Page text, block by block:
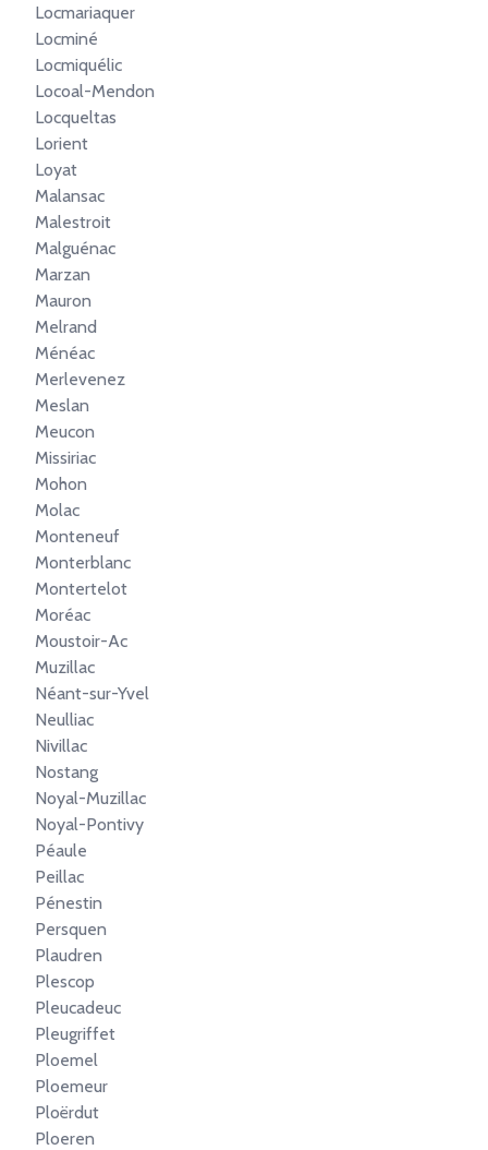
Locmariaquer
Locminé
Locmiquélic
Locoal-Mendon
Locqueltas
Lorient
Loyat
Malansac
Malestroit
Malguénac
Marzan
Mauron
Melrand
Ménéac
Merlevenez
Meslan
Meucon
Missiriac
Mohon
Molac
Monteneuf
Monterblanc
Montertelot
Moréac
Moustoir-Ac
Muzillac
Néant-sur-Yvel
Neulliac
Nivillac
Nostang
Noyal-Muzillac
Noyal-Pontivy
Péaule
Peillac
Pénestin
Persquen
Plaudren
Plescop
Pleucadeuc
Pleugriffet
Ploemel
Ploemeur
Ploërdut
Ploeren